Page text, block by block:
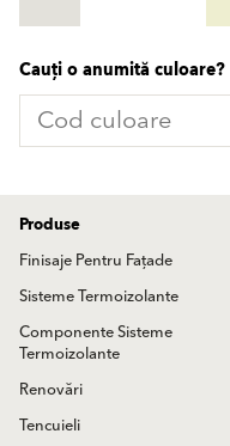
Mai multe informații
Cauți o anumită culoare?
Produse
Finisaje Pentru Fațade
Sisteme Termoizolante
Componente Sisteme
Termoizolante
Renovări
Tencuieli